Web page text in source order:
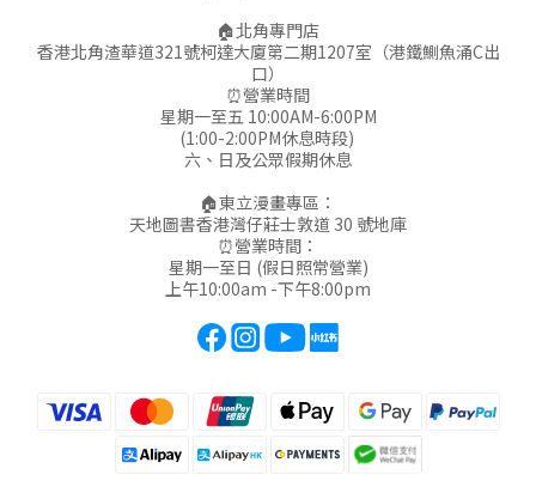
🏠北角專門店
香港北角渣華道321號柯達大廈第二期1207室（港鐵鰂魚涌C出
口）
⏰營業時間
星期一至五 10:00AM-6:00PM
(1:00-2:00PM休息時段)
六、日及公眾假期休息
🏠東立漫畫專區：
天地圖書香港灣仔莊士敦道 30 號地庫
⏰營業時間：
星期一至日 (假日照常營業)
上午10:00am -下午8:00pm